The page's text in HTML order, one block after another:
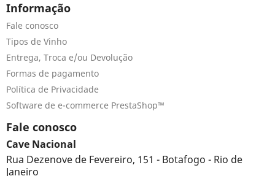
Informação
Fale conosco
Tipos de Vinho
Entrega, Troca e/ou Devolução
Formas de pagamento
Política de Privacidade
Software de e-commerce PrestaShop™
Fale conosco
Cave Nacional
Rua Dezenove de Fevereiro, 151 - Botafogo - Rio de
Janeiro